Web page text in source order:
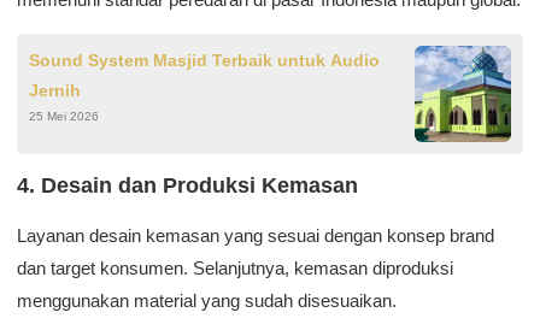
Sound System Masjid Terbaik untuk Audio
Jernih
25 Mei 2026
4. Desain dan Produksi Kemasan
Layanan desain kemasan yang sesuai dengan konsep brand
dan target konsumen. Selanjutnya, kemasan diproduksi
menggunakan material yang sudah disesuaikan.